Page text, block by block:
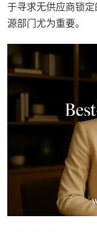
于寻求无供应商锁
源部门尤为重要。